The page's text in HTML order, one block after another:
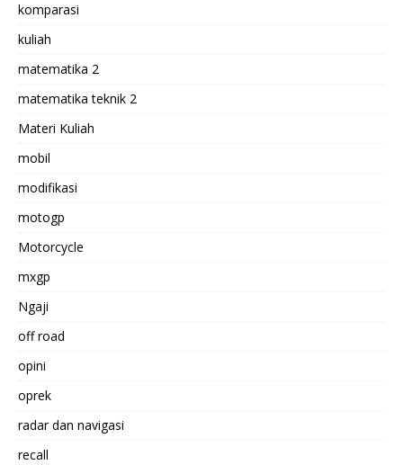
komparasi
kuliah
matematika 2
matematika teknik 2
Materi Kuliah
mobil
modifikasi
motogp
Motorcycle
mxgp
Ngaji
off road
opini
oprek
radar dan navigasi
recall